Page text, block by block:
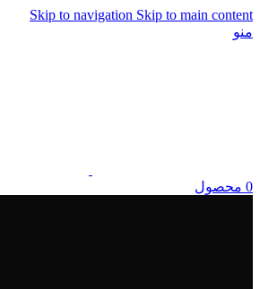
Skip to navigation Skip to main content
منو
0 محصول